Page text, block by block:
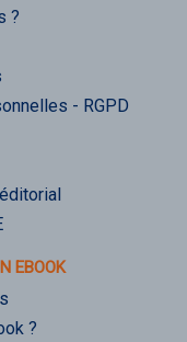
?
- RGPD
EBOOK
?